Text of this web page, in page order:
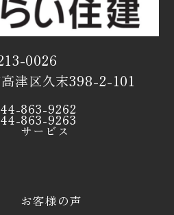
0026
津区久末398-2-101
863-9262
863-9263
サービス
お客様の声